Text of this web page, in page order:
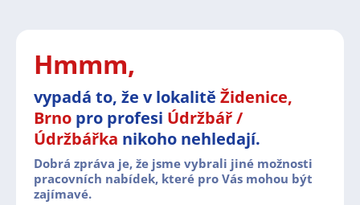
metropole. Tato oblast je známá svým historickým
vývojem, komunitním duchem a blízkostí k centru
města. V Židenicích se nachází řada důležitých
institucí, jako jsou základní a mateřské školy,
sportovní zařízení, kulturní domy či pobočky
městských služeb, které hrají významnou roli v
každodenním životě místních obyvatel.
Hmmm,
vypadá to, že v lokalitěŽidenice,
Brno pro profesi Údržbář /
Údržbářka nikoho nehledají.
Dobrá zpráva je, že jsme vybrali jiné možnosti
pracovních nabídek, které pro Vás mohou být
zajímavé.